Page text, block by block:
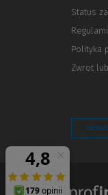
Status
Polityka
Zwrot